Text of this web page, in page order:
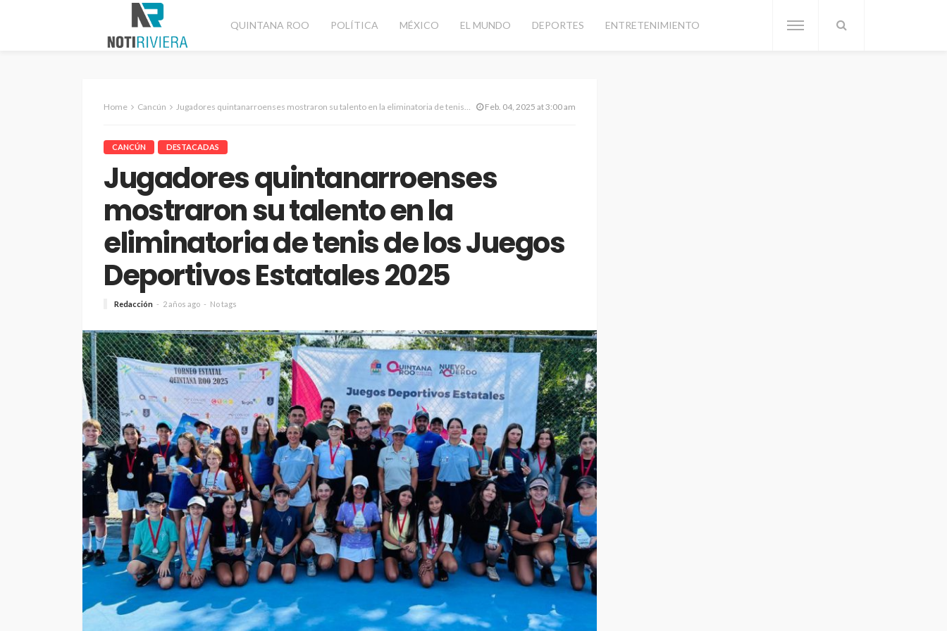
QUINTANA ROO POLÍTICA MÉXICO EL MUNDO DEPORTES ENTRETENIMIENTO
Home Cancún Jugadores quintanarroenses mostraron su talento en la eliminatoria de tenis de los Juegos Deportivos Estatales 2025 Feb. 04, 2025 at 3:00 am
CANCÚN DESTACADAS
Jugadores quintanarroenses
mostraron su talento en la
eliminatoria de tenis de los Juegos
Deportivos Estatales 2025
Redacción 2 años ago No tags